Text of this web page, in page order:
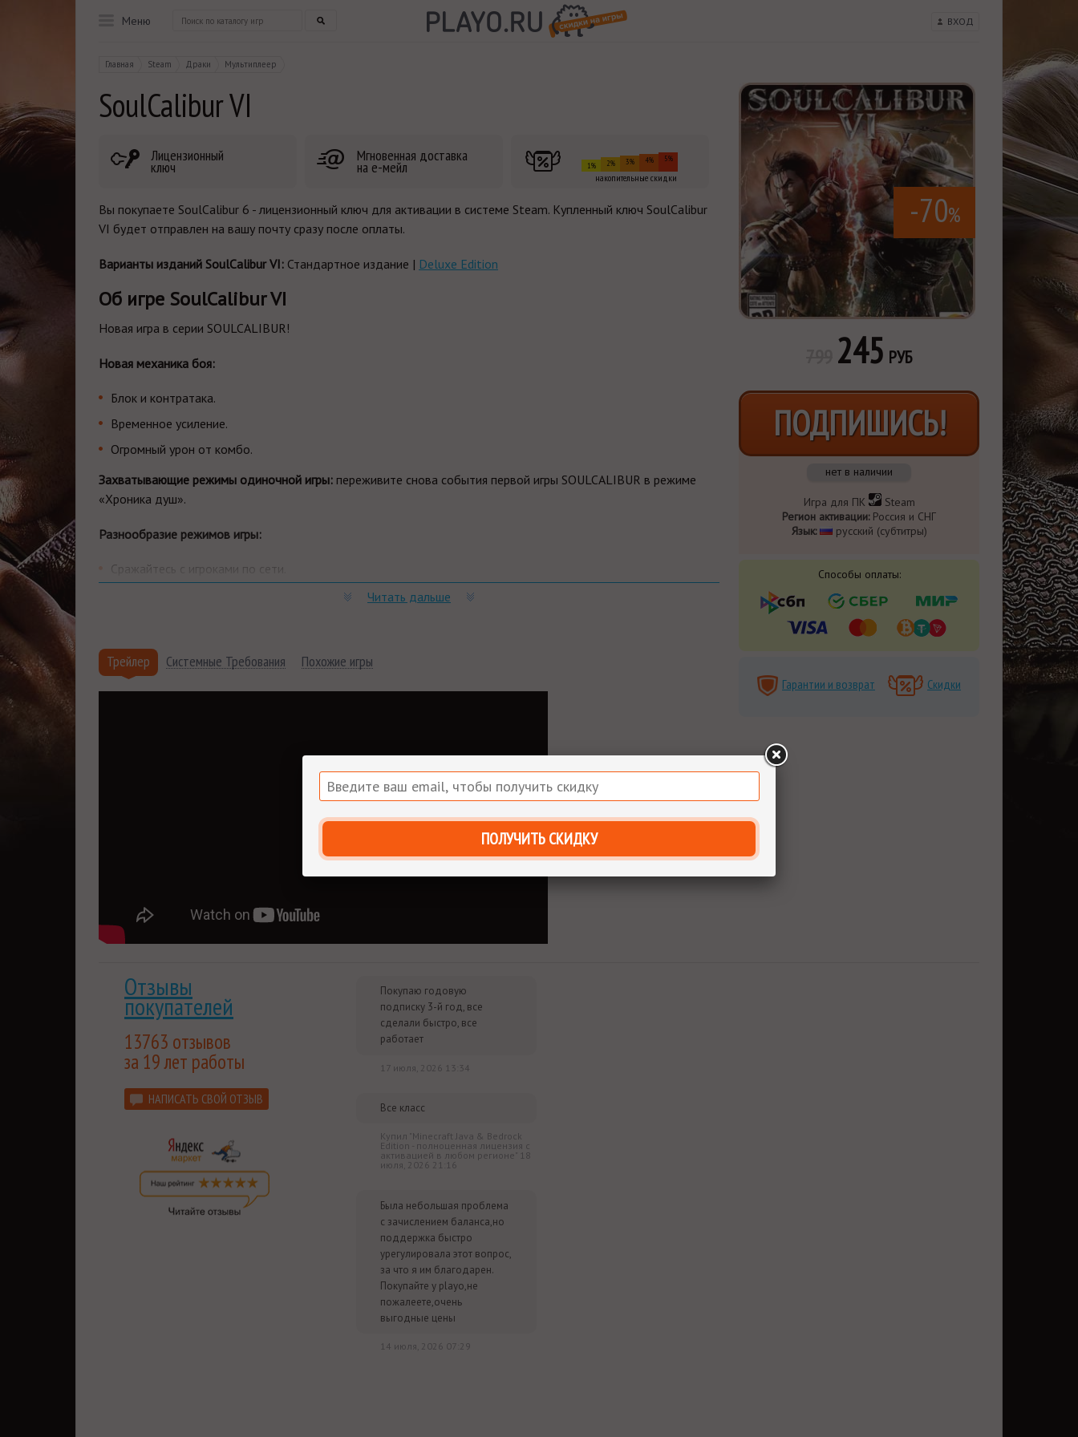
ВХОД
Меню
Главная Steam Драки Мультиплеер
SoulCalibur VI
Лицензионный
ключ
Мгновенная доставка
на е-мейл 1% 2% 3% 4% 5%
накопительные скидки
Вы покупаете SoulCalibur 6 - лицензионный ключ для активации в системе Steam. Купленный ключ SoulCalibur
VI будет отправлен на вашу почту сразу после оплаты.
Варианты изданий SoulCalibur VI: Стандартное издание | Deluxe Edition
Об игре SoulCalibur VI
Новая игра в серии SOULCALIBUR!
Новая механика боя:
Блок и контратака.
Временное усиление.
Огромный урон от комбо.
Захватывающие режимы одиночной игры: переживите снова события первой игры SOULCALIBUR в режиме
«Хроника душ».
Разнообразие режимов игры:
Сражайтесь с игроками по сети.
Создайте своего персонажа в режиме редактора.
Почему купить SoulCalibur 6 нужно именно в Playo?
Более 15 летна рынке, тысячи проданных ключей и масса положительных отзывов.
лучшим для покупателя. Если вы нашли цену ниже - просто сообщите нам об этом.
выгода будет расти вместе с объемом покупок.
Читать дальше
Трейлер Системные Требования Похожие игры
-70%
245 РУБ
ПОДПИШИСЬ!
нет в наличии
Игра для ПК
Steam
Регион активации:Россия и СНГ
Язык:
​ русский (субтитры)
Способы оплаты:
Гарантии и возврат Скидки
Отзывы
покупателей
13763 отзывов
за 19 лет работы
НАПИСАТЬ СВОЙ ОТЗЫВ
Покупаю годовую
подписку 3-й год, все
сделали быстро, все
работает
17 июля, 2026 13:34
Все класс
Купил "Minecraft Java & Bedrock
Edition - полноценная лицензия c
активацией в любом регионе" 18
июля, 2026 21:16
Была небольшая проблема
с зачислением баланса,но
поддержка быстро
урегулировала этот вопрос,
за что я им благодарен.
Покупайте у playo,не
пожалеете,очень
выгодные цены
14 июля, 2026 07:29
ПОЛУЧИТЬ СКИДКУ